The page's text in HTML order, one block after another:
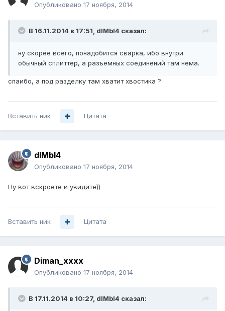
Опубликовано 17 ноября, 2014
В 16.11.2014 в 17:51, dIMbI4 сказал:
ну скорее всего, понадобится сварка, ибо внутри
обычный сплиттер, а разъемных соединений там нема.
спаибо, а под разделку там хватит хвостика ?
Вставить ник Цитата
dIMbI4
Опубликовано 17 ноября, 2014
Ну вот вскроете и увидите))
Вставить ник Цитата
Diman_xxxx
Опубликовано 17 ноября, 2014
В 17.11.2014 в 10:27, dIMbI4 сказал: